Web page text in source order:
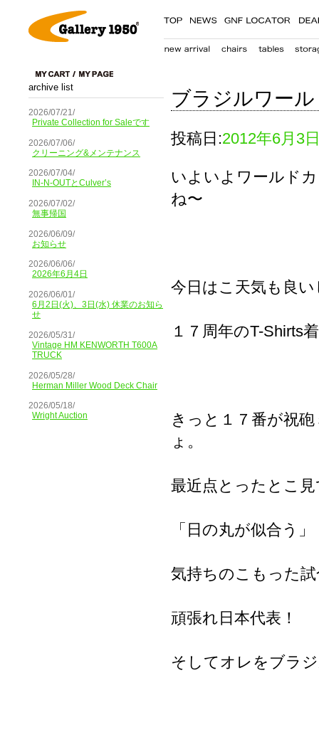
archive list
2026/07/21/
Private Collection for Saleです
2026/07/06/
クリーニング&メンテナンス
2026/07/04/
IN-N-OUTとCulver’s
2026/07/02/
無事帰国
2026/06/09/
お知らせ
2026/06/06/
2026年6月4日
2026/06/01/
6月2日(火)、3日(水) 休業のお知ら
せ
2026/05/31/
Vintage HM KENWORTH T600A
TRUCK
2026/05/28/
Herman Miller Wood Deck Chair
2026/05/18/
Wright Auction
ブラジルワー
投稿日:2012年6月3
いよいよワールド
ね〜
今日はこ天気も良い
１７周年のT-Shirts
きっと１７番が祝
ょ。
最近点とったとこ
「日の丸が似合う」
気持ちのこもった
頑張れ日本代表！
そしてオレをブラ